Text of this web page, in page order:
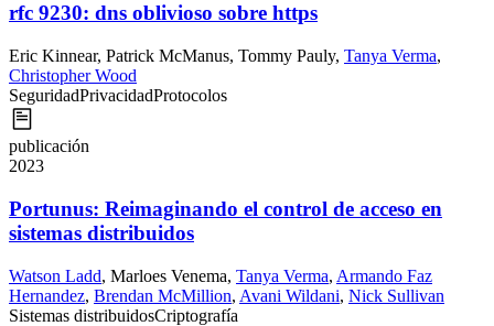
rfc 9230: dns oblivioso sobre https
Eric Kinnear, Patrick McManus, Tommy Pauly, Tanya Verma,
Christopher Wood
SeguridadPrivacidadProtocolos
publicación
2023
Portunus: Reimaginando el control de acceso en
sistemas distribuidos
Watson Ladd, Marloes Venema, Tanya Verma, Armando Faz
Hernandez, Brendan McMillion, Avani Wildani, Nick Sullivan
Sistemas distribuidosCriptografía